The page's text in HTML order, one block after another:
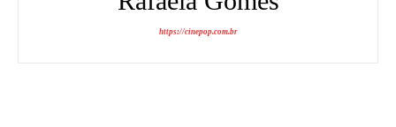
https://cinepop.com.br